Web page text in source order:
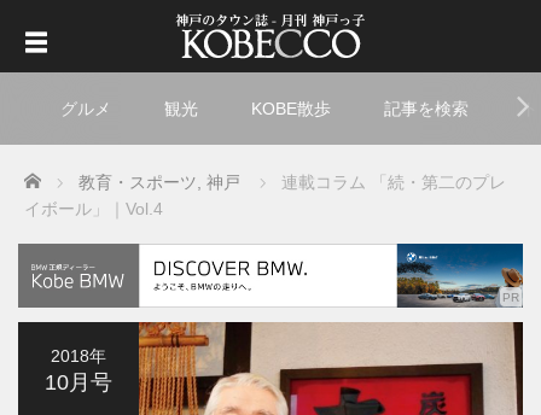
グルメ 観光 KOBE散歩 記事を検索
Home 教育・スポーツ 神戸
連載コラム 「続・第二のプレ
イボール」｜Vol.4
2018年
10月号